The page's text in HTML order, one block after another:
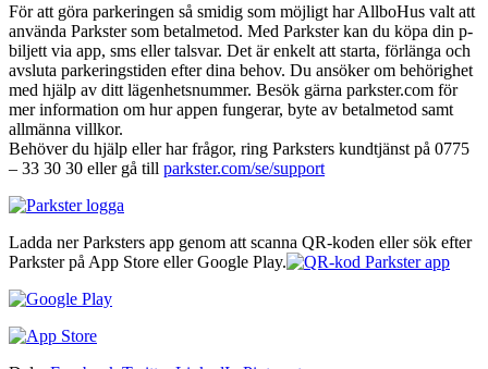
För att göra parkeringen så smidig som möjligt har AllboHus valt att
använda Parkster som betalmetod. Med Parkster kan du köpa din p-
biljett via app, sms eller talsvar. Det är enkelt att starta, förlänga och
avsluta parkeringstiden efter dina behov. Du ansöker om behörighet
med hjälp av ditt lägenhetsnummer. Besök gärna parkster.com för
mer information om hur appen fungerar, byte av betalmetod samt
allmänna villkor.
Behöver du hjälp eller har frågor, ring Parksters kundtjänst på 0775
– 33 30 30 eller gå till parkster.com/se/support
Ladda ner Parksters app genom att scanna QR-koden eller sök efter
Parkster på App Store eller Google Play.